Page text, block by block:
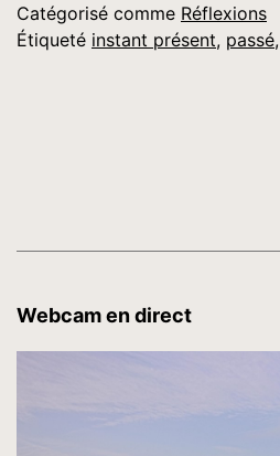
Catégorisé comme Réflexions
Étiqueté instant présent, passé,
Webcam en direct